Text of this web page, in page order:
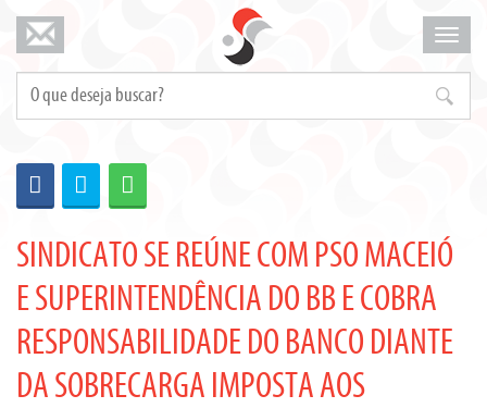
menu
SINDICATO SE REÚNE COM PSO MACEIÓ
E SUPERINTENDÊNCIA DO BB E COBRA
RESPONSABILIDADE DO BANCO DIANTE
DA SOBRECARGA IMPOSTA AOS